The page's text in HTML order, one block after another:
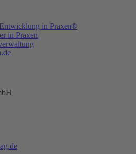
in Praxen®
in Praxen